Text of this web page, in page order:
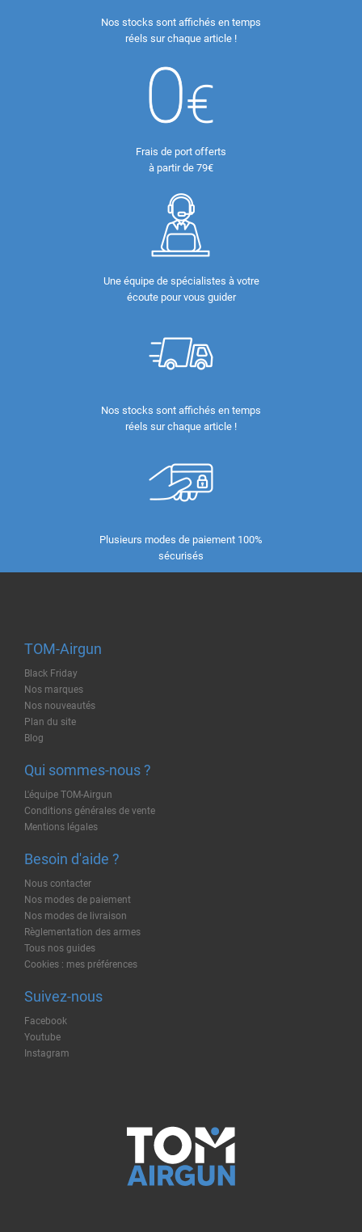
Nos stocks sont affichés en temps
réels sur chaque article !
Frais de port offerts
à partir de 79€
Une équipe de spécialistes à votre
écoute pour vous guider
Nos stocks sont affichés en temps
réels sur chaque article !
Plusieurs modes de paiement 100%
sécurisés
TOM-Airgun
Black Friday
Nos marques
Nos nouveautés
Plan du site
Blog
Qui sommes-nous ?
L'équipe TOM-Airgun
Conditions générales de vente
Mentions légales
Besoin d'aide ?
Nous contacter
Nos modes de paiement
Nos modes de livraison
Règlementation des armes
Tous nos guides
Cookies : mes préférences
Suivez-nous
Facebook
Youtube
Instagram